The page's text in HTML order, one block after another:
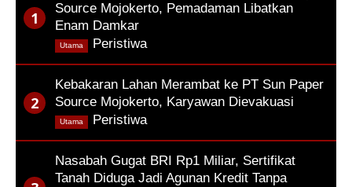
Source Mojokerto, Pemadaman Libatkan
Enam Damkar
Peristiwa,
Utama
Kebakaran Lahan Merambat ke PT Sun Paper
Source Mojokerto, Karyawan Dievakuasi
Peristiwa,
Utama
Nasabah Gugat BRI Rp1 Miliar, Sertifikat
Tanah Diduga Jadi Agunan Kredit Tanpa